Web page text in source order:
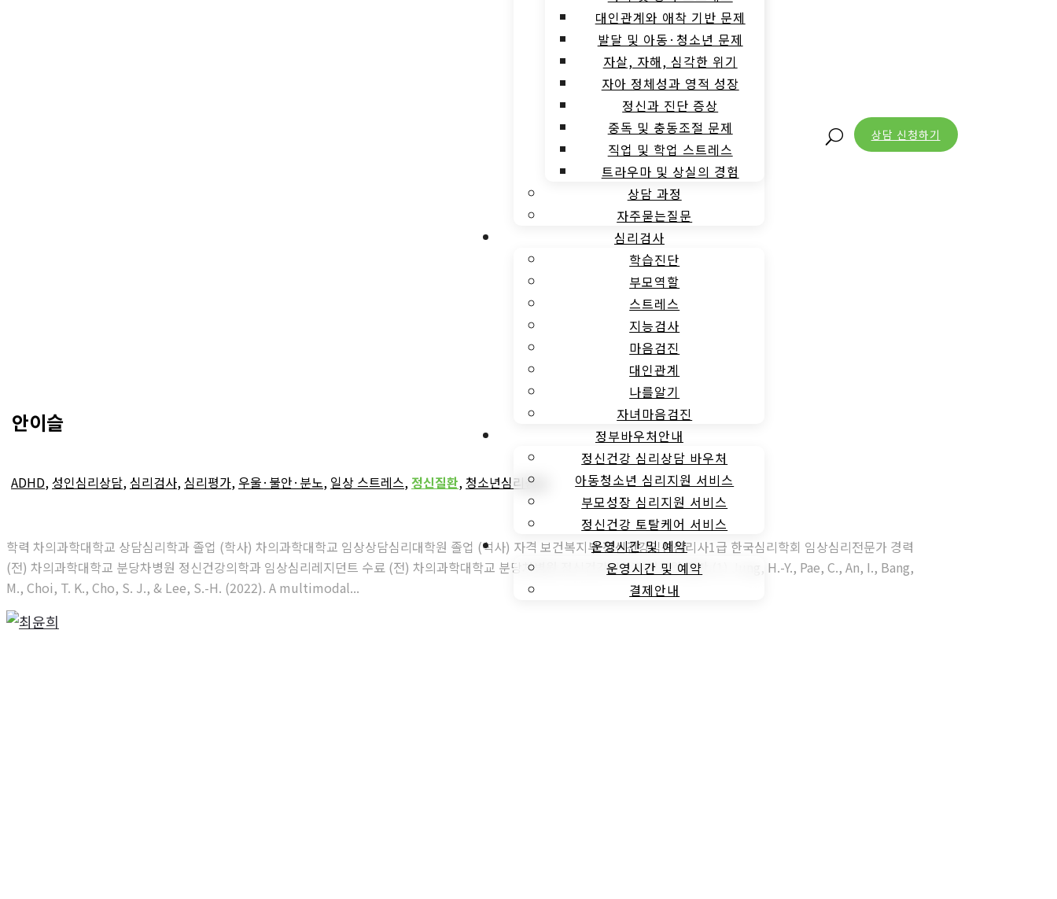
대인관계와 애착 기반 문제
발달 및 아동·청소년 문제
자살, 자해, 심각한 위기
자아 정체성과 영적 성장
정신과 진단 증상
중독 및 충동조절 문제
직업 및 학업 스트레스
트라우마 및 상실의 경험
상담 과정
자주묻는질문
심리검사
학습진단
부모역할
스트레스
지능검사
마음검진
대인관계
나를알기
자녀마음검진
정부바우처안내
정신건강 심리상담 바우처
아동청소년 심리지원 서비스
부모성장 심리지원 서비스
정신건강 토탈케어 서비스
운영시간 및 예약
운영시간 및 예약
결제안내
U 상담 신청하기
안이슬
ADHD,성인심리상담,심리검사,심리평가, 우울·불안·분노, 일상 스트레스, 정신질환, 청소년심리상담
학력 차의과학대학교 상담심리학과 졸업 (학사) 차의과학대학교 임상상담심리대학원 졸업 (석사) 자격 보건복지부 정신건강임상심리사1급 한국심리학회 임상심리전문가 경력
(전) 차의과학대학교 분당차병원 정신건강의학과 임상심리레지던트 수료 (전) 차의과학대학교 분당차병원 정신건강의학과 연구원 출판 (1) Jung, H.-Y., Pae, C., An, I., Bang,
M., Choi, T. K., Cho, S. J., & Lee, S.-H. (2022). A multimodal...